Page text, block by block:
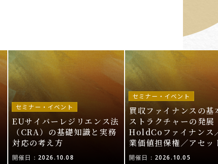
セミナー・イベント
EUサイバーレジリエンス法
（CRA）の基礎知識と実務
対応の考え方
開催日：2026.10.08
セミナー・イベント
買収ファイナンスの基
ストラクチャーの発展
HoldCoファイナンス
業価値担保権／アセッ
活用〜
開催日：2026.10.05